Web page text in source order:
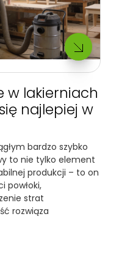
w lakierniach
najlepiej w
bardzo szybko
to nie tylko element
produkcji – to on
powłoki,
strat
rozwiąza